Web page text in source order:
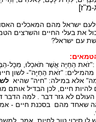
מ"ז]
ישראל מהם המאכלים
את בעלי החיים והשרצים
עם ישראל?
:"זֹאת הַחַיָּה אֲשֶׁר תֹּאכְלוּ, מִכָּל-
"זֹאת הַחַיָּה"- לשון
אלא במילה: "חיה" שהיא
להיות חיים, לכן הבדיל אותם
לא גזר דבר . למה הדבר
שאחד מהם בסכנת חיים - אמר